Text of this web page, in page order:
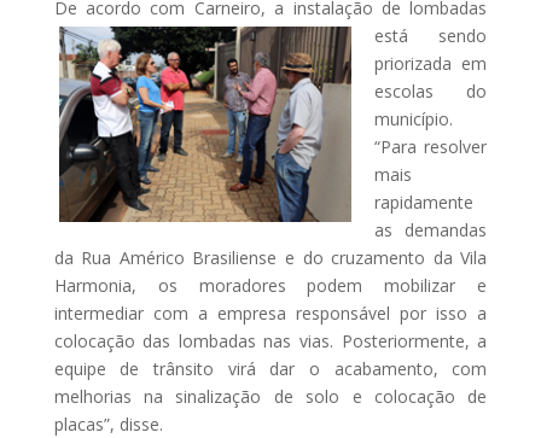
De acordo com Carneiro, a instalação de lombadas
está sendo
priorizada em
escolas do
município.
“Para resolver
mais
rapidamente
as demandas
da Rua Américo Brasiliense e do cruzamento da Vila
Harmonia, os moradores podem mobilizar e
intermediar com a empresa responsável por isso a
colocação das lombadas nas vias. Posteriormente, a
equipe de trânsito virá dar o acabamento, com
melhorias na sinalização de solo e colocação de
placas”, disse.